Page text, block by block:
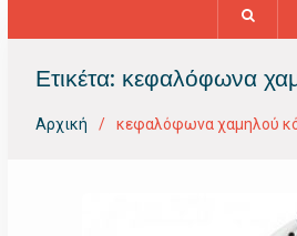
Ετικέτα: κεφαλόφωνα
Αρχική κεφαλόφωνα χαμηλού